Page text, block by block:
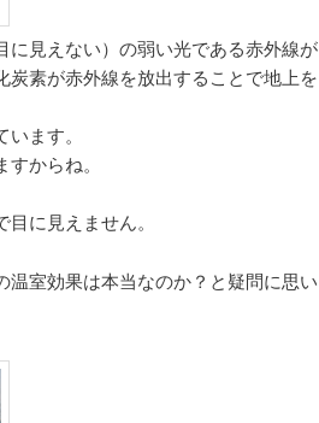
見えない）の弱い光である赤外線が
素が赤外線を放出することで地上を
ます。
からね。
に見えません。
室効果は本当なのか？と疑問に思い